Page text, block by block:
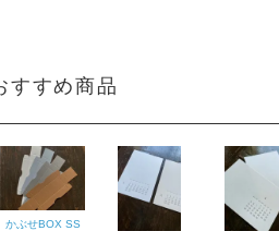
すすめ商品
かぶせBOX SS